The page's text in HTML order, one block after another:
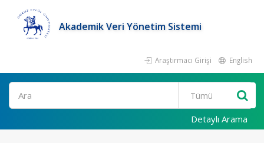
Akademik Veri Yönetim Sistemi
Araştırmacı Girişi English
Ara
Detaylı Arama